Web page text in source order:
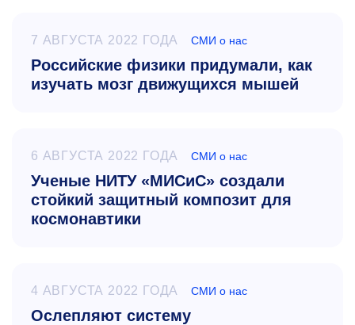
7 АВГУСТА 2022 ГОДА СМИ о нас
Российские физики придумали, как
изучать мозг движущихся мышей
6 АВГУСТА 2022 ГОДА СМИ о нас
Ученые НИТУ «МИСиС» создали
стойкий защитный композит для
космонавтики
4 АВГУСТА 2022 ГОДА СМИ о нас
Ослепляют систему